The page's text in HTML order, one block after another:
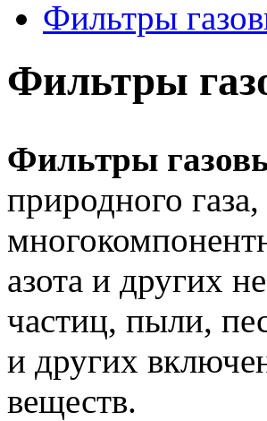
Фильтры
Фильтры
Фильтры
природного
азота и других
частиц, пыли,
и других
веществ.